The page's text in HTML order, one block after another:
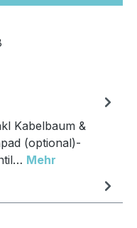
Kabelbaum &
(optional)-
Mehr